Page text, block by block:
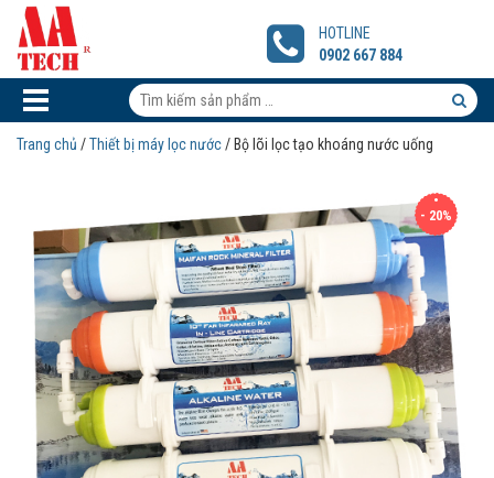
Bộ
lõi
lọc
tạo
khoáng
nước
uống
HOTLINE
0902 667 884
Tìm
Trang chủ /Thiết bị máy lọc nước/ Bộ lõi lọc tạo khoáng nước uống
- 20%